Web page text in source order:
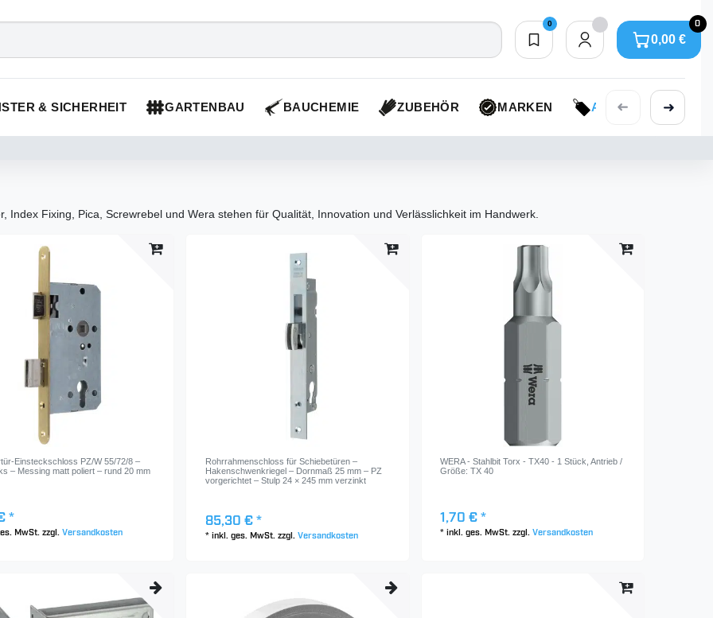
0
Merkliste
0
0,00 €
0,00 €
& SICHERHEIT GARTENBAU BAUCHEMIE ZUBEHÖR MARKEN AKTIONEN
➜ ➜
Index Fixing, Pica, Screwrebel und Wera stehen für Qualität, Innovation und Verlässlichkeit im Handwerk.
Einsteckschloss PZ/W 55/72/8 –
– Messing matt poliert – rund 20 mm
*
MwSt. zzgl.Versandkosten
Rohrrahmenschloss für Schiebetüren –
Hakenschwenkriegel – Dornmaß 25 mm – PZ
vorgerichtet – Stulp 24 × 245 mm verzinkt
85,30 € *
* inkl. ges. MwSt. zzgl. Versandkosten
WERA - Stahlbit Torx - TX40 - 1 Stück , Antrieb /
Größe: TX 40
1,70 € *
* inkl. ges. MwSt. zzgl. Versandkosten